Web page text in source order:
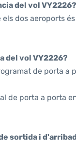
del vol VY2226?
dos aeroports
del vol VY2226?
de porta a
de porta a porta
sortida i